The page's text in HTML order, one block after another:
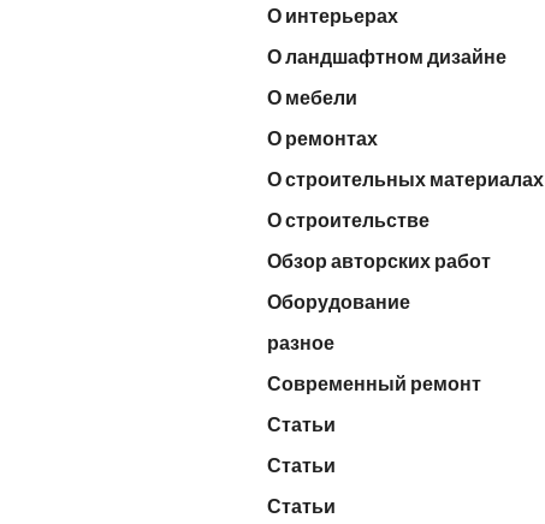
О интерьерах
О ландшафтном дизайне
О мебели
О ремонтах
О строительных материалах
О строительстве
Обзор авторских работ
Оборудование
разное
Современный ремонт
Статьи
Статьи
Статьи